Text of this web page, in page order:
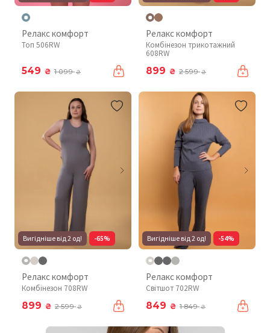
Релакс комфорт
Топ 506RW
549 ₴ 1 099₴
Релакс комфорт
Комбінезон трикотажний
608RW
899 ₴ 2 599₴
Вигідніше від 2 од! -65%
Релакс комфорт
Комбінезон 708RW
899 ₴ 2 599₴
Вигідніше від 2 од! -54%
Релакс комфорт
Світшот 702RW
849 ₴ 1 849₴